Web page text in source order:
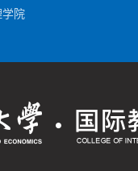
学院